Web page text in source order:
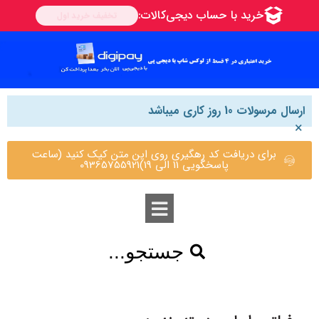
ارسال مرسولات 10 روز کاری میباشد
×
برای دریافت کد رهگیری روی این متن کیک کنید (ساعت
پاسخگویی 11 الی 19)09365755921
جستجو...